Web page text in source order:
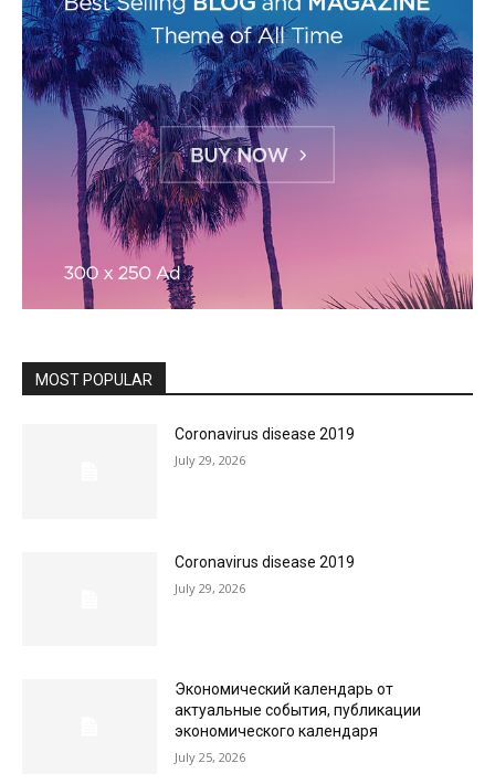
MOST POPULAR
Coronavirus disease 2019
July 29, 2026
Coronavirus disease 2019
July 29, 2026
Экономический календарь от
актуальные события, публикации
экономического календаря
July 25, 2026